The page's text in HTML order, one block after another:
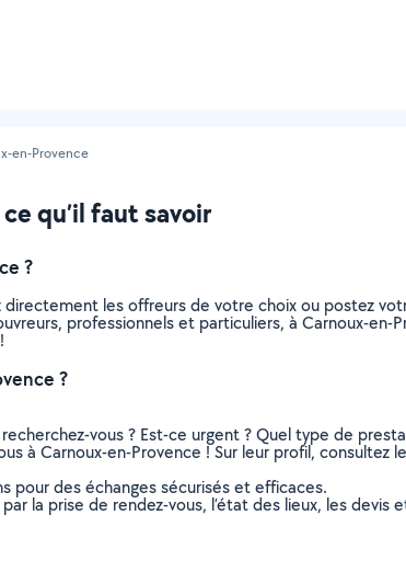
en-Provence
qu’il faut savoir
?
directement les offreurs de votre choix ou postez
professionnels et particuliers, à Carnoux-
?
vous ? Est-ce urgent ? Quel type de
à Carnoux-en-Provence ! Sur leur profil,
pour des échanges sécurisés et efficaces.
la prise de rendez-vous, l’état des lieux, les